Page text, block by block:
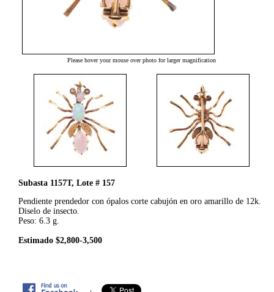
Please hover your mouse over photo for larger magnification
Subasta 1157T, Lote # 157
Pendiente prendedor con ópalos corte cabujón en oro amarillo de 12k.
Diselo de insecto.
Peso: 6.3 g.
Estimado $2,800-3,500